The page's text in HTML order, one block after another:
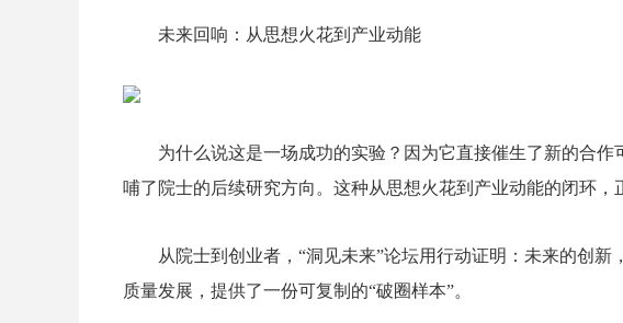
未来回响：从思想火花到产业动能
为什么说这是一场成功的实验？因为它直接催生了新的合
哺了院士的后续研究方向。这种从思想火花到产业动能的闭环，
从院士到创业者，“洞见未来”论坛用行动证明：未来的创
质量发展，提供了一份可复制的“破圈样本”。